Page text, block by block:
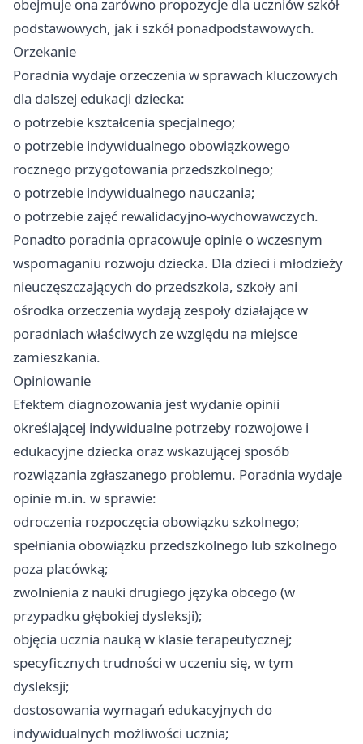
obejmuje ona zarówno propozycje dla uczniów szkół
podstawowych, jak i szkół ponadpodstawowych.
Orzekanie
Poradnia wydaje orzeczenia w sprawach kluczowych
dla dalszej edukacji dziecka:
o potrzebie kształcenia specjalnego;
o potrzebie indywidualnego obowiązkowego
rocznego przygotowania przedszkolnego;
o potrzebie indywidualnego nauczania;
o potrzebie zajęć rewalidacyjno-wychowawczych.
Ponadto poradnia opracowuje opinie o wczesnym
wspomaganiu rozwoju dziecka. Dla dzieci i młodzieży
nieuczęszczających do przedszkola, szkoły ani
ośrodka orzeczenia wydają zespoły działające w
poradniach właściwych ze względu na miejsce
zamieszkania.
Opiniowanie
Efektem diagnozowania jest wydanie opinii
określającej indywidualne potrzeby rozwojowe i
edukacyjne dziecka oraz wskazującej sposób
rozwiązania zgłaszanego problemu. Poradnia wydaje
opinie m.in. w sprawie:
odroczenia rozpoczęcia obowiązku szkolnego;
spełniania obowiązku przedszkolnego lub szkolnego
poza placówką;
zwolnienia z nauki drugiego języka obcego (w
przypadku głębokiej dysleksji);
objęcia ucznia nauką w klasie terapeutycznej;
specyficznych trudności w uczeniu się, w tym
dysleksji;
dostosowania wymagań edukacyjnych do
indywidualnych możliwości ucznia;